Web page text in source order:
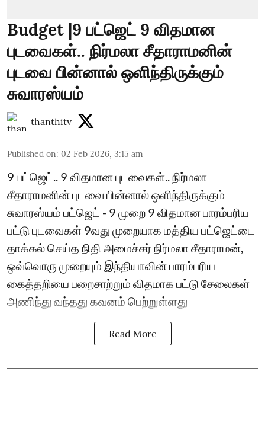
Budget |9 பட்ஜெட் 9 விதமான
புடவைகள்.. நிர்மலா சீதாராமனின்
புடவை பின்னால் ஒளிந்திருக்கும்
சுவாரஸ்யம்
thanthitv
Published on: 02 Feb 2026, 3:15 am
9 பட்ஜெட்.. 9 விதமான புடவைகள்.. நிர்மலா
சீதாராமனின் புடவை பின்னால் ஒளிந்திருக்கும்
சுவாரஸ்யம் பட்ஜெட் - 9 முறை 9 விதமான பாரம்பரிய
பட்டு புடவைகள் 9வது முறையாக மத்திய பட்ஜெட்டை
தாக்கல் செய்த நிதி அமைச்சர் நிர்மலா சீதாராமன்,
ஒவ்வொரு முறையும் இந்தியாவின் பாரம்பரிய
கைத்தறியை பறைசாற்றும் விதமாக பட்டு சேலைகள்
அணிந்து வந்தது கவனம் பெற்றுள்ளது
Read More